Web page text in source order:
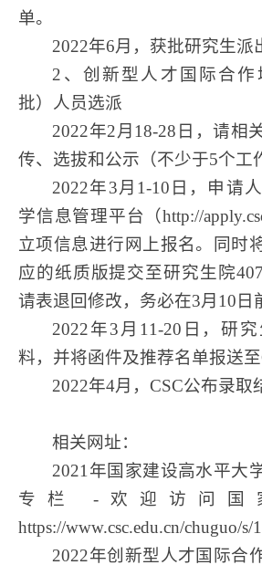
单。
2022年6月，获批研究生派
2、创新型人才国际合作
批）人员选派
2022年2月18-28日，请相
传、选拔和公示（不少于5个工
2022年3月1-10日，申请
学信息管理平台（http://
立项信息进行网上报名。
同时
应的纸质版提交至研究生院
请表退回修改，务必在3月10日
2022年3月11-20日，研
料，并将函件及推荐名单报送至
2022年4月，CSC公布录取
相关网址：
2021年国家建设高水平大
专栏 -欢迎访问国
https://www.csc.edu.cn/chuguo/s/
2022年创新型人才国际合